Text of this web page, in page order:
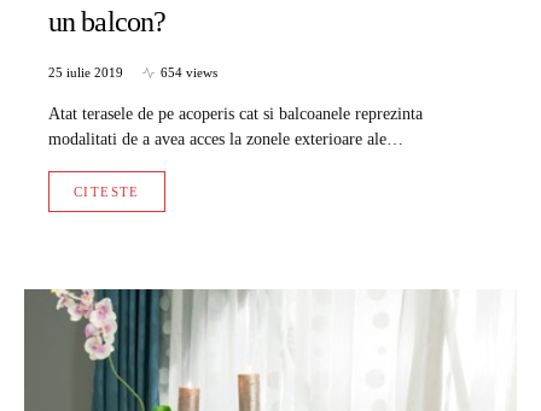
un balcon?
25 iulie 2019 654 views
Atat terasele de pe acoperis cat si balcoanele reprezinta
modalitati de a avea acces la zonele exterioare ale…
CITESTE